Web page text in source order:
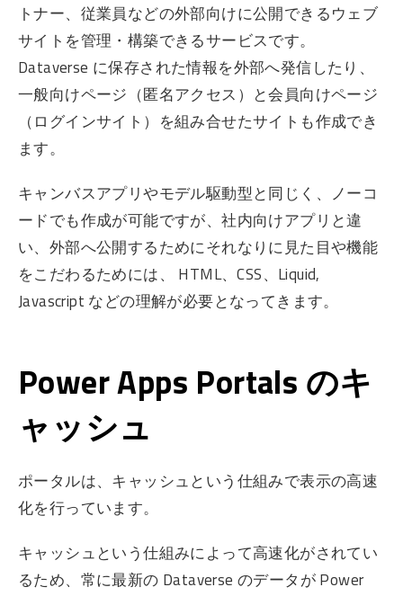
トナー、従業員などの外部向けに公開できるウェブ
サイトを管理・構築できるサービスです。
Dataverse に保存された情報を外部へ発信したり、
一般向けページ（匿名アクセス）と会員向けページ
（ログインサイト）を組み合せたサイトも作成でき
ます。
キャンバスアプリやモデル駆動型と同じく、ノーコ
ードでも作成が可能ですが、社内向けアプリと違
い、外部へ公開するためにそれなりに見た目や機能
をこだわるためには、 HTML、CSS、Liquid,
Javascript などの理解が必要となってきます。
Power Apps Portals のキ
ャッシュ
ポータルは、キャッシュという仕組みで表示の高速
化を行っています。
キャッシュという仕組みによって高速化がされてい
るため、常に最新の Dataverse のデータが Power